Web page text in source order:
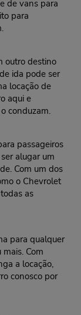
de vans para
para
outro destino
ida pode ser
locação de
aqui e
conduzam.
passageiros
alugar um
Com um dos
o Chevrolet
as
para qualquer
Com
a locação,
conosco por